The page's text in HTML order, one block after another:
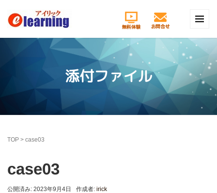
添付ファイル
TOP > case03
case03
公開済み: 2023年9月4日 作成者: irick